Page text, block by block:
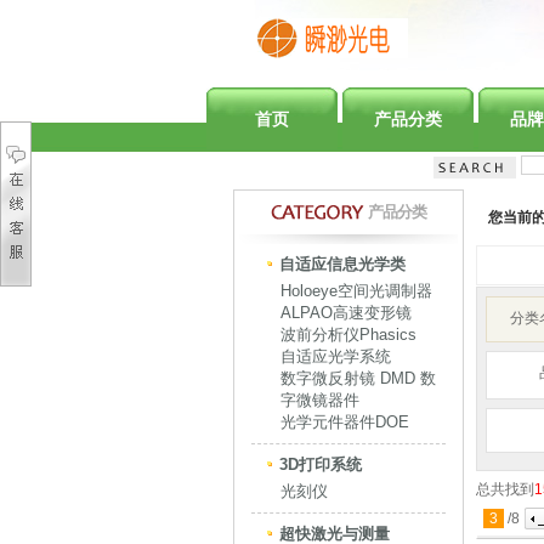
首页 产品分类 品
产品分类
自适应信息光学类
Holoeye空间光调制器
ALPAO高速变形镜
波前分析仪Phasics
自适应光学系统
数字微反射镜 DMD 数
字微镜器件
光学元件器件DOE
3D打印系统
光刻仪
超快激光与测量
您当前
分类
总共找到
3 /8